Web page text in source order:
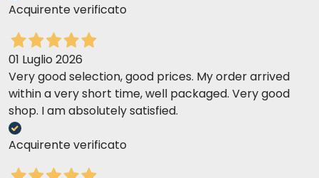
Acquirente verificato
01 Luglio 2026
Very good selection, good prices. My order arrived
within a very short time, well packaged. Very good
shop. I am absolutely satisfied.
Acquirente verificato